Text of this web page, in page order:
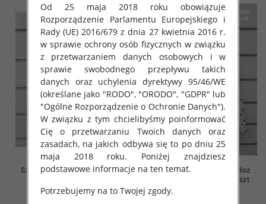
Szorty damskie jeansy Roz XS-
44.00 zł
Rybaczki damskie jeansy Roz
XS-XL, 1 Kolor Paczka 10 szt
Od 25 maja 2018 roku obowiązuje
Rozporządzenie Parlamentu Europejskiego i
Rady (UE) 2016/679 z dnia 27 kwietnia 2016 r.
w sprawie ochrony osób fizycznych w związku
z przetwarzaniem danych osobowych i w
sprawie swobodnego przepływu takich
danych oraz uchylenia dyrektywy 95/46/WE
(określane jako "RODO", "ORODO", "GDPR" lub
"Ogólne Rozporządzenie o Ochronie Danych").
W związku z tym chcielibyśmy poinformować
Cię o przetwarzaniu Twoich danych oraz
zasadach, na jakich odbywa się to po dniu 25
maja 2018 roku. Poniżej znajdziesz
podstawowe informacje na ten temat.
Potrzebujemy na to Twojej zgody.